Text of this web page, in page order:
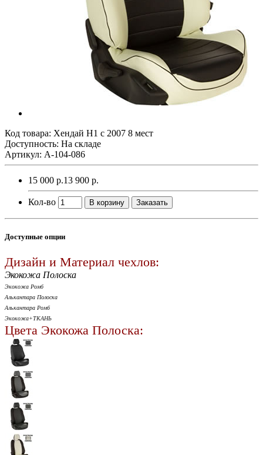
Код товара: Хендай Н1 с 2007 8 мест
Доступность: На складе
Артикул: A-104-086
15 000 р.13 900 р.
Кол-во В корзину Заказать
Доступные опции
Дизайн и Материал чехлов:
Экокожа Полоска
Экокожа Ромб
Алькантара Полоска
Алькантара Ромб
Экокожа+ТКАНЬ
Цвета Экокожа Полоска: